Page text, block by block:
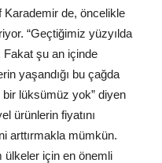
Karademir de, öncelikle
“Geçtiğimiz yüzyılda
Fakat şu an içinde
yaşandığı bu çağda
lüksümüz yok” diyen
ürünlerin fiyatını
arttırmakla mümkün.
ülkeler için en önemli